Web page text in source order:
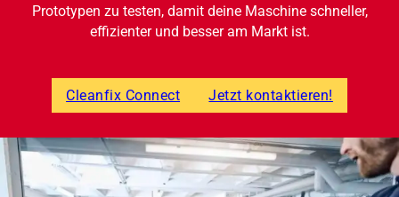
Prototypen zu testen, damit deine Maschine schneller,
effizienter und besser am Markt ist.
Cleanfix Connect Jetzt kontaktieren!